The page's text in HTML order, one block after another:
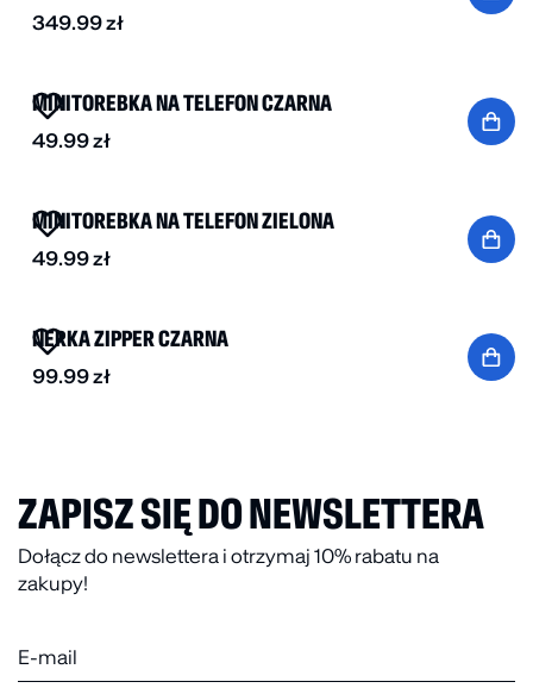
349.99zł
MINITOREBKA NA TELEFON CZARNA
49.99zł
MINITOREBKA NA TELEFON ZIELONA
49.99zł
NERKA ZIPPER CZARNA
99.99zł
ZAPISZ SIĘ DO NEWSLETTERA
Dołącz do newslettera i otrzymaj 10% rabatu na
zakupy!